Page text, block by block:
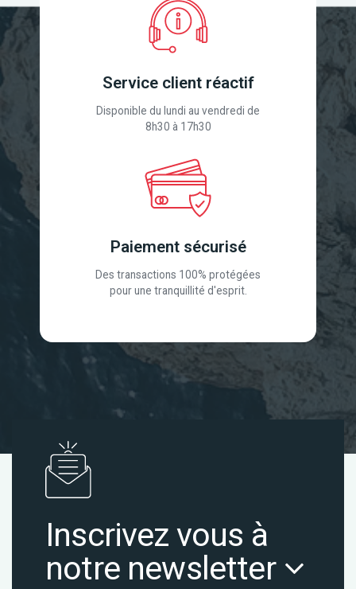
Service client réactif
Disponible du lundi au vendredi de
8h30 à 17h30
Paiement sécurisé
Des transactions 100% protégées
pour une tranquillité d'esprit.
Inscrivez vous à
notre newsletter